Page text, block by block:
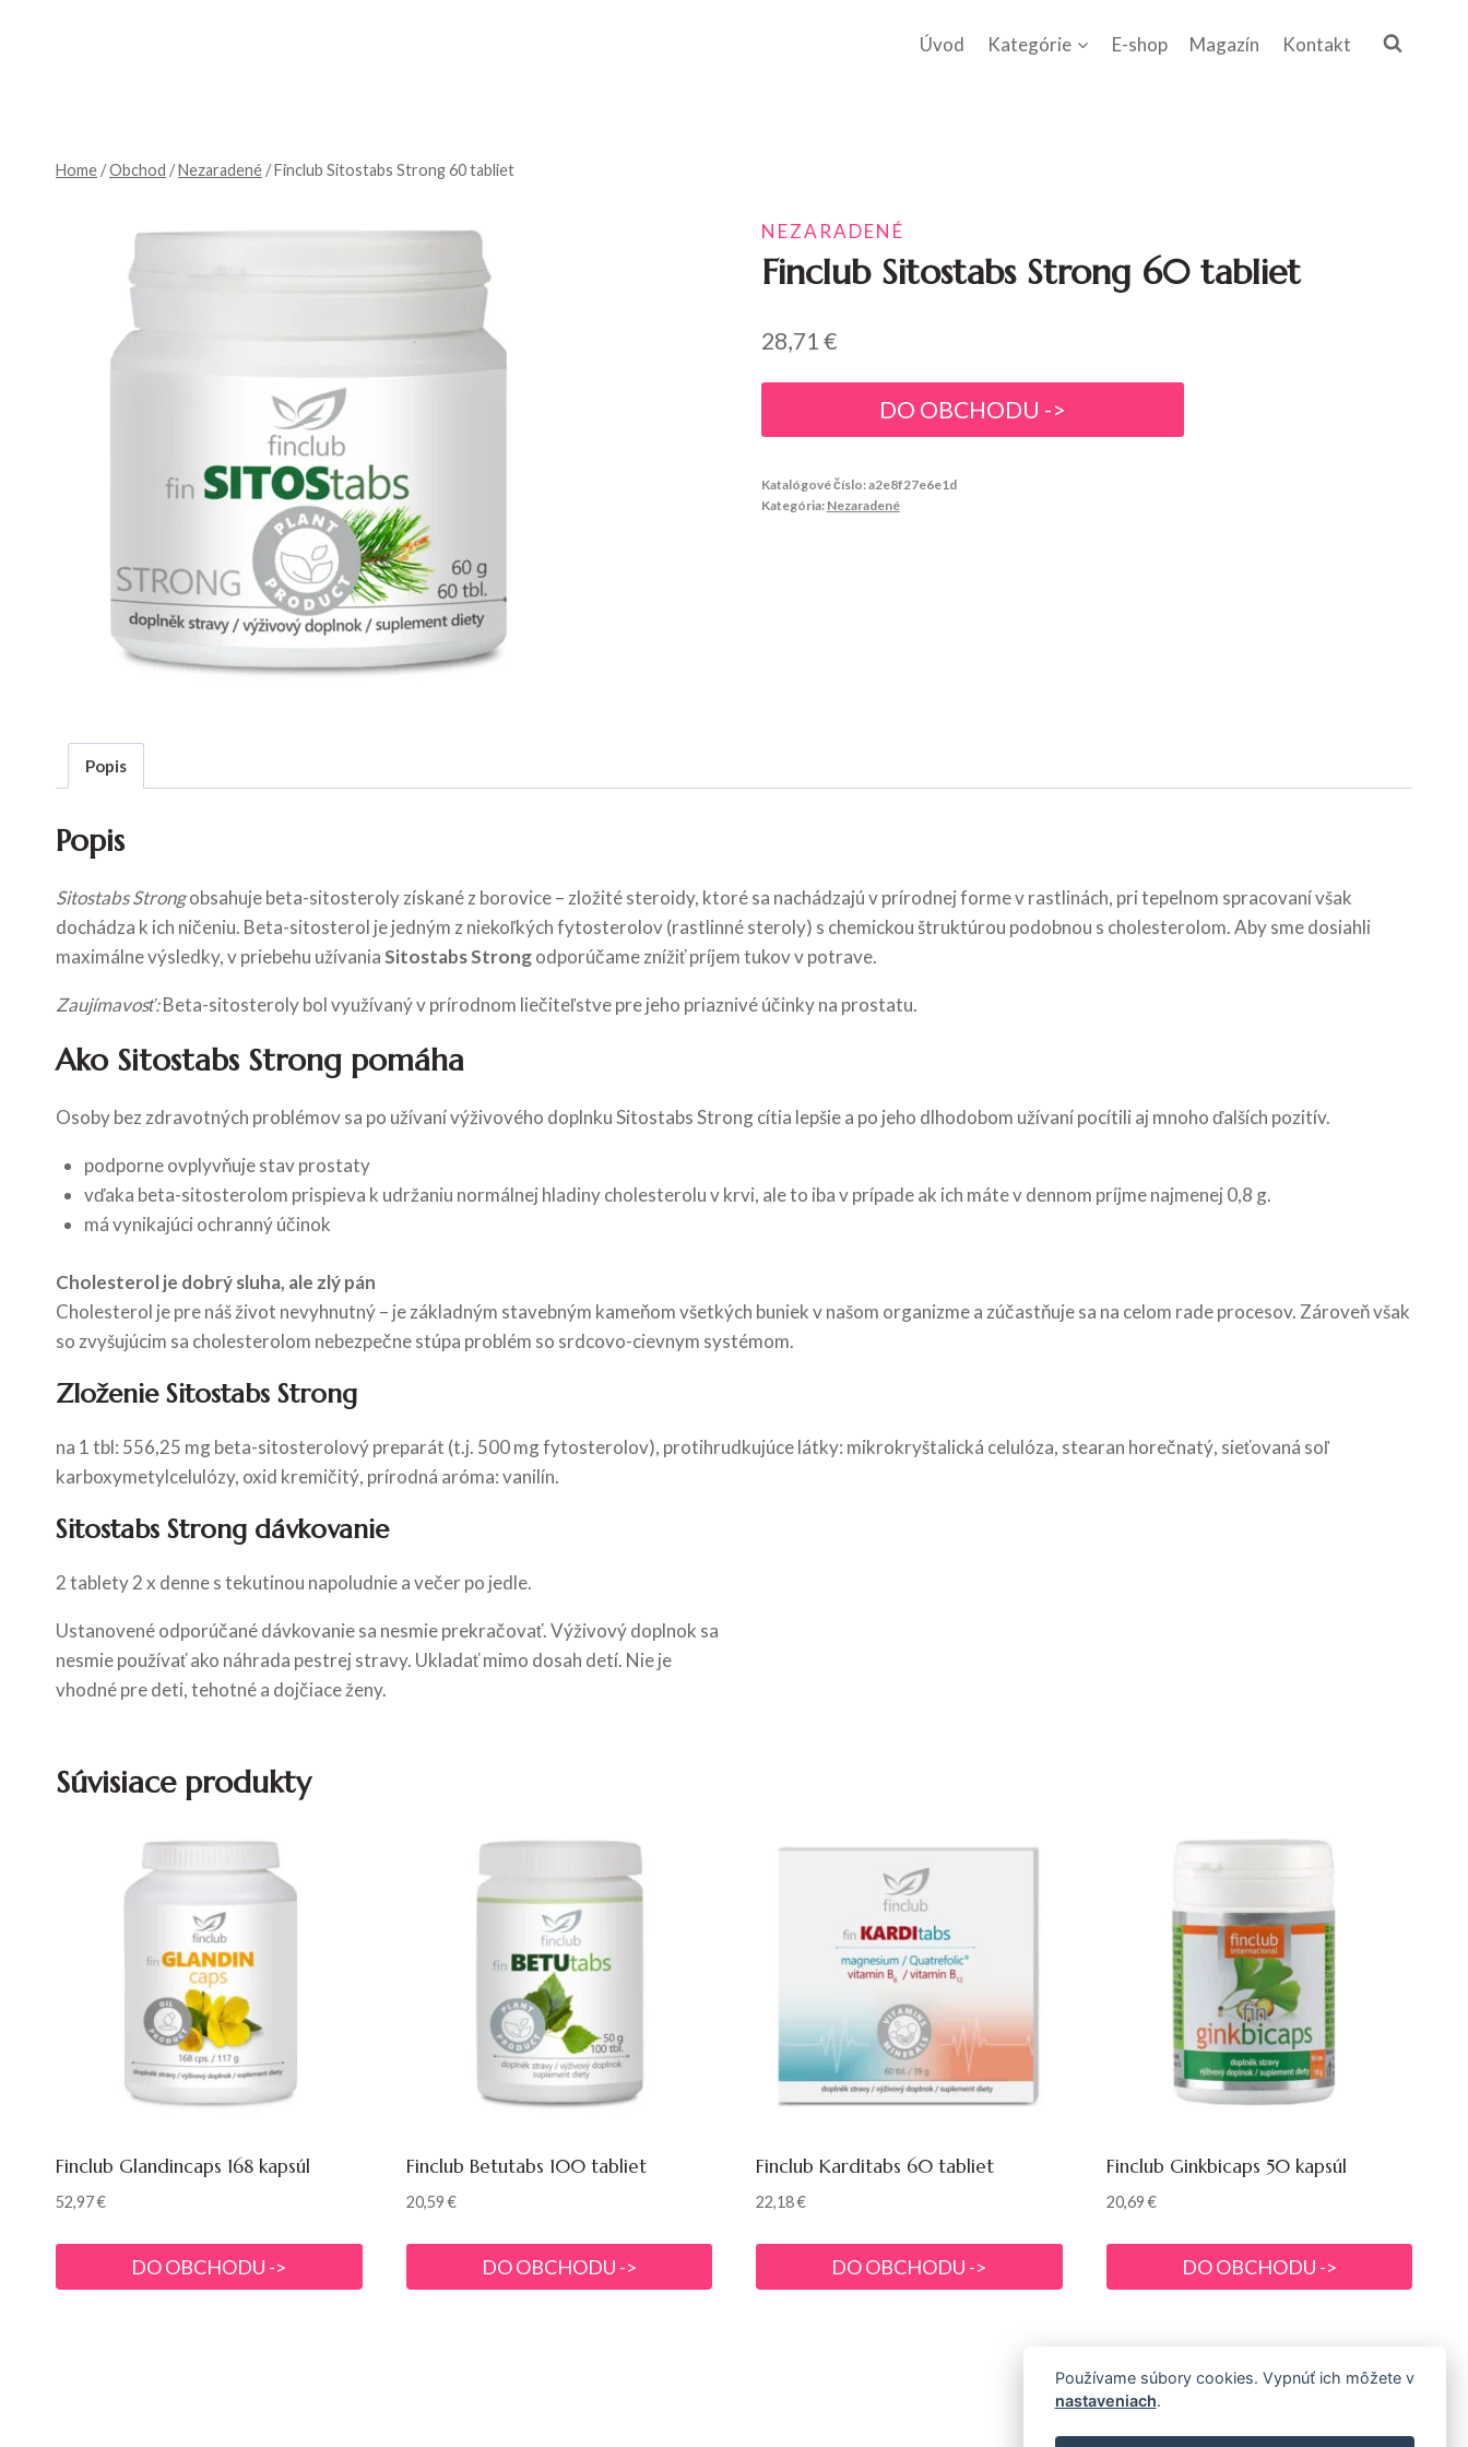
Úvod Kategórie E-shop Magazín Kontakt
Home /Obchod /Nezaradené /Finclub Sitostabs Strong 60 tabliet
NEZARADENÉ
Finclub Sitostabs Strong 60 tabliet
28,71€
DO OBCHODU ->
Katalógové číslo:a2e8f27e6e1d
Kategória: Nezaradené
Popis
Popis
Sitostabs Strongobsahuje beta-sitosteroly získané z borovice – zložité steroidy, ktoré sa nachádzajú v prírodnej forme v rastlinách, pri tepelnom spracovaní však
dochádza k ich ničeniu. Beta-sitosterol je jedným z niekoľkých fytosterolov (rastlinné steroly) s chemickou štruktúrou podobnou s cholesterolom. Aby sme dosiahli
maximálne výsledky, v priebehu užívaniaSitostabs Strongodporúčame znížiť príjem tukov v potrave.
Zaujímavosť:Beta-sitosteroly bol využívaný v prírodnom liečiteľstve pre jeho priaznivé účinky na prostatu.
Ako Sitostabs Strong pomáha
Osoby bez zdravotných problémov sa po užívaní výživového doplnku Sitostabs Strong cítia lepšie a po jeho dlhodobom užívaní pocítili aj mnoho ďalších pozitív.
podporne ovplyvňuje stav prostaty
vďaka beta-sitosterolom prispieva k udržaniu normálnej hladiny cholesterolu v krvi, ale to iba v prípade ak ich máte v dennom príjme najmenej 0,8 g.
má vynikajúci ochranný účinok
Cholesterol je dobrý sluha, ale zlý pán
Cholesterol je pre náš život nevyhnutný – je základným stavebným kameňom všetkých buniek v našom organizme a zúčastňuje sa na celom rade procesov. Zároveň však
so zvyšujúcim sa cholesterolom nebezpečne stúpa problém so srdcovo-cievnym systémom.
Zloženie Sitostabs Strong
na 1 tbl: 556,25 mg beta-sitosterolový preparát (t.j. 500 mg fytosterolov), protihrudkujúce látky: mikrokryštalická celulóza, stearan horečnatý, sieťovaná soľ
karboxymetylcelulózy, oxid kremičitý, prírodná aróma: vanilín.
Sitostabs Strong dávkovanie
2 tablety 2 x denne s tekutinou napoludnie a večer po jedle.
Ustanovené odporúčané dávkovanie sa nesmie prekračovať. Výživový doplnok sa
nesmie používať ako náhrada pestrej stravy. Ukladať mimo dosah detí. Nie je
vhodné pre deti, tehotné a dojčiace ženy.
Súvisiace produkty
Finclub Glandincaps 168 kapsúl
52,97€
DO OBCHODU ->
Finclub Betutabs 100 tabliet
20,59€
DO OBCHODU ->
Finclub Karditabs 60 tabliet
22,18€
DO OBCHODU ->
Finclub Ginkbicaps 50 kapsúl
20,69€
DO OBCHODU ->
Používame súbory cookies. Vypnúť ich môžete v
nastaveniach.